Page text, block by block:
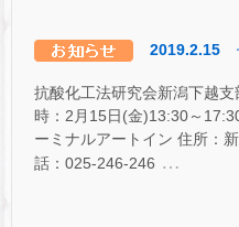
2019.2.15
抗酸化工法研究会新潟下越
時：2月15日(金)13:30～
ーミナルアートイン 住所：
話：025-246-246 …